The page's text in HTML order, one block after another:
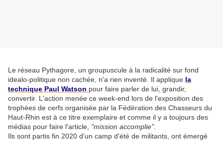
Le réseau Pythagore, un groupuscule à la radicalité sur fond
idealo-politique non cachée, n'a rien inventé. Il applique la
technique Paul Watson pour faire parler de lui, grandir,
convertir. L'action menée ce week-end lors de l'exposition des
trophées de cerfs organisée par la Fédération des Chasseurs du
Haut-Rhin est à ce titre exemplaire et comme il y a toujours des
médias pour faire l'article, "mission accomplie".
Ils sont partis fin 2020 d'un camp d'été de militants, ont émergé